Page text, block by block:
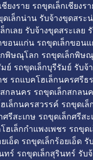
ยงราย รถขุดเล็กเชียง
เล็กน่าน รับจ้างขุดสระ
กเลย รับจ้างขุดสระเลย
อนแก่น รถขุดเล็กขอ
พิษณุโลก รถขุดเล็กพิ
ย์ รถขุดเล็กบุรีรัมย์ รับ
รถแบคโฮเล็กนครศรี
กลนคร รถขุดเล็กสกล
ล็กนครสวรรค์ รถขุด
รีสะเกษ รถขุดเล็กศรีส
เล็กกำแพงเพชร รถขุ
อ็ด รถขุดเล็กร้อยเอ็ด
ร์ รถขุดเล็กสุรินทร์ รั